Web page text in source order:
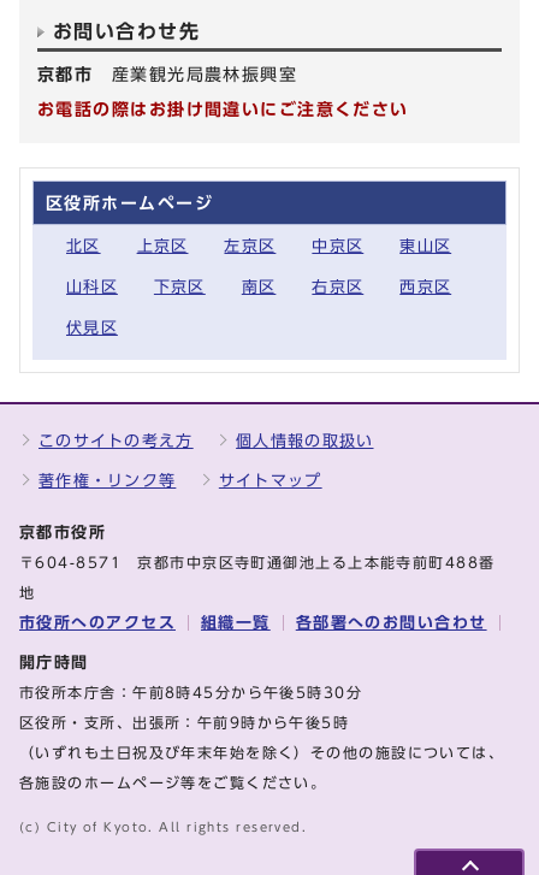
お問い合わせ先
京都市 産業観光局農林振興室
お電話の際はお掛け間違いにご注意ください
区役所ホームページ
北区 上京区 左京区 中京区 東山区
山科区 下京区 南区 右京区 西京区
伏見区
このサイトの考え方 個人情報の取扱い
著作権・リンク等 サイトマップ
京都市役所
〒604-8571 京都市中京区寺町通御池上る上本能寺前町488番
地
市役所へのアクセス 組織一覧 各部署へのお問い合わせ
開庁時間
市役所本庁舎：午前8時45分から午後5時30分
区役所・支所、出張所：午前9時から午後5時
（いずれも土日祝及び年末年始を除く）その他の施設については、
各施設のホームページ等をご覧ください。
(c) City of Kyoto. All rights reserved.